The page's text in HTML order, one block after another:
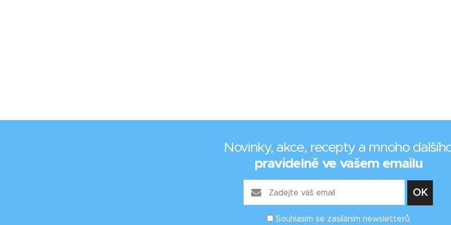
Novinky, akce, recepty a mnoho
pravidelně ve vašem emailu
Souhlasím se zasíláním newsletterů